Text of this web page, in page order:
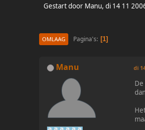
Gestart door Manu, di 14 11
OMLAAG Pagina's 1
Manu di